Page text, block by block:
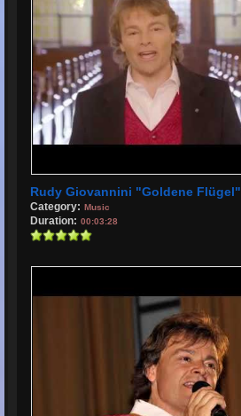
Rudy Giovannini "Goldene Flügel"
Category: Music
Duration: 00:03:28